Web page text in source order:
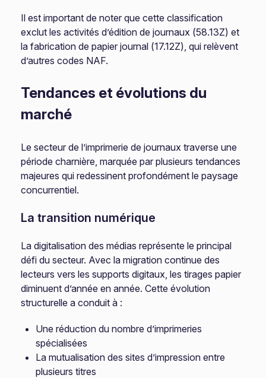
Il est important de noter que cette classification
exclut les activités d’édition de journaux (58.13Z) et
la fabrication de papier journal (17.12Z), qui relèvent
d’autres codes NAF.
Tendances et évolutions du
marché
Le secteur de l’imprimerie de journaux traverse une
période charnière, marquée par plusieurs tendances
majeures qui redessinent profondément le paysage
concurrentiel.
La transition numérique
La digitalisation des médias représente le principal
défi du secteur. Avec la migration continue des
lecteurs vers les supports digitaux, les tirages papier
diminuent d’année en année. Cette évolution
structurelle a conduit à :
Une réduction du nombre d’imprimeries
spécialisées
La mutualisation des sites d’impression entre
plusieurs titres